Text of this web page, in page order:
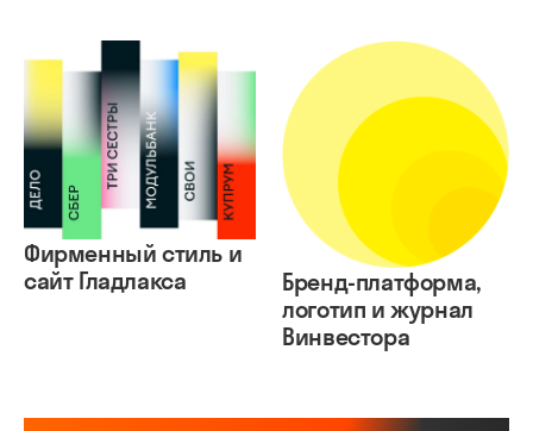
Фирменный стиль и
сайт Гладлакса
Бренд-платформа,
логотип и журнал
Винвестора